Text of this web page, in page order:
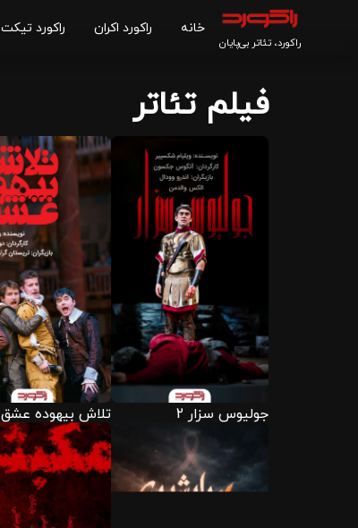
راکورد، تئاتر بی‌پایان
خانه راکورد اکران راکورد تیکت
فیلم تئاتر
جولیوس سزار 2 تلاش بیهوده عشق 2